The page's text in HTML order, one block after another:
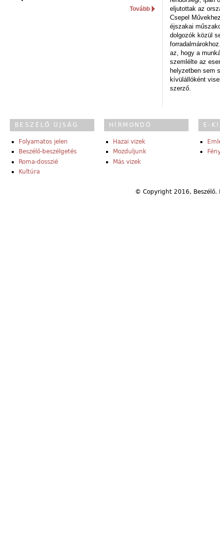
Tovább
eljutottak az
Csepel
éjszakai
dolgozók közül
az, hogy a
szemlélte az
helyzetben sem
kívülállóként
szerző.
BESZÉLŐ ÚJSÁG
Folyamatos jelen
Beszélő-beszélgetés
Roma-dosszié
Kultúra
HÍRMONDÓ
Hazai vizek
Mozduljunk
Más vizek
E-
© Copyright 2016,